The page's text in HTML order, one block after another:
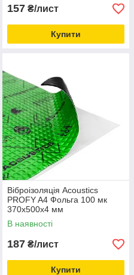
157 ₴/лист
Купити
Віброізоляція Acoustics
PROFY A4 Фольга 100 мк
370x500х4 мм
В наявності
187 ₴/лист
Купити